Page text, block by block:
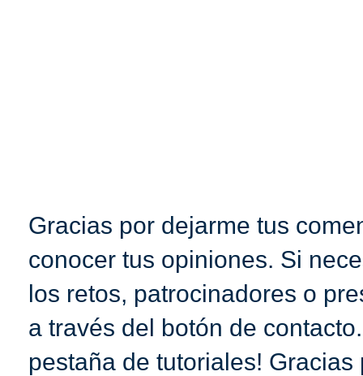
Gracias por dejarme tus
conocer tus opiniones. Si
los retos, patrocinadores o
a través del botón de
pestaña de tutoriales!